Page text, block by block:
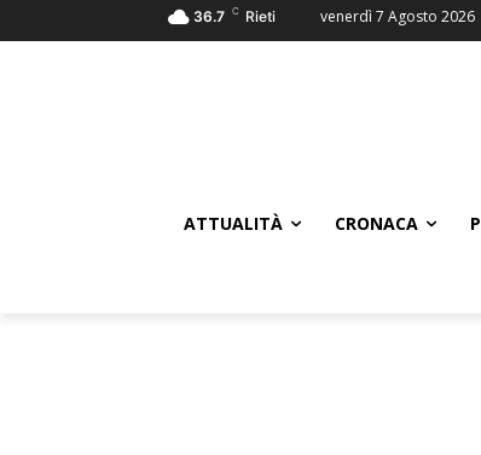
36.7 C Rieti venerdì 7 Agosto 2026
ATTUALITÀ CRONACA